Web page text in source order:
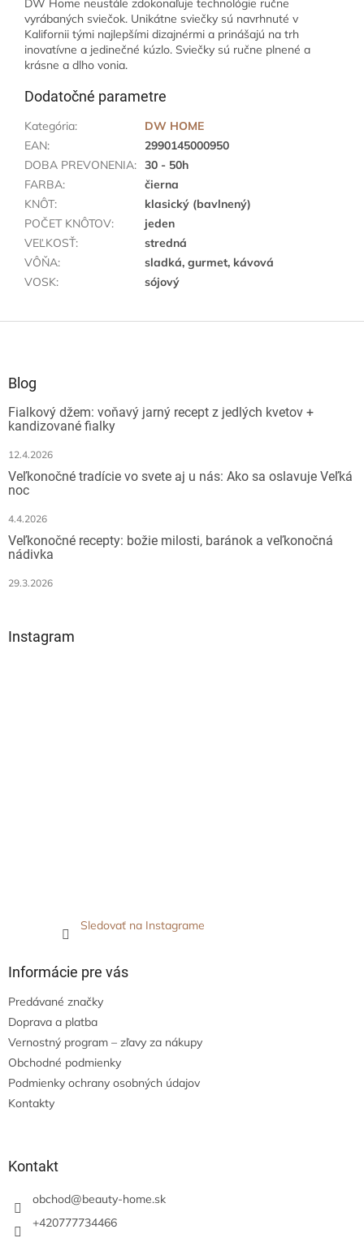
DW Home neustále zdokonaľuje technológie ručne
vyrábaných sviečok. Unikátne sviečky sú navrhnuté v
Kalifornii tými najlepšími dizajnérmi a prinášajú na trh
inovatívne a jedinečné kúzlo. Sviečky sú ručne plnené a
krásne a dlho vonia.
Dodatočné parametre
Kategória:
DW HOME
EAN:
2990145000950
DOBA PREVONENIA: 30 - 50h
FARBA:
čierna
KNÔT:
klasický (bavlnený)
POČET KNÔTOV:
jeden
VEĽKOSŤ:
stredná
VÔŇA:
sladká, gurmet, kávová
VOSK: sójový
Blog
Fialkový džem: voňavý jarný recept z jedlých kvetov +
kandizované fialky
12.4.2026
Veľkonočné tradície vo svete aj u nás: Ako sa oslavuje Veľká
noc
4.4.2026
Veľkonočné recepty: božie milosti, baránok a veľkonočná
nádivka
29.3.2026
Instagram
Sledovať na Instagrame
Informácie pre vás
Predávané značky
Doprava a platba
Vernostný program – zľavy za nákupy
Obchodné podmienky
Podmienky ochrany osobných údajov
Kontakty
Kontakt
obchod@beauty-home.sk
+420777734466